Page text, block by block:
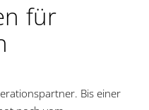
für
Bis einer